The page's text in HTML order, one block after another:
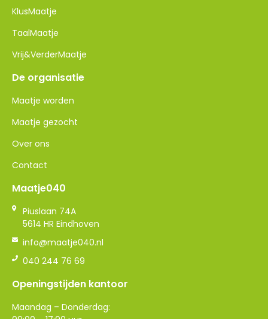
KlusMaatje
TaalMaatje
Vrij&VerderMaatje
De organisatie
Maatje worden
Maatje gezocht
Over ons
Contact
Maatje040
Piuslaan 74A
5614 HR Eindhoven
info@maatje040.nl
040 244 76 69
Openingstijden kantoor
Maandag – Donderdag: